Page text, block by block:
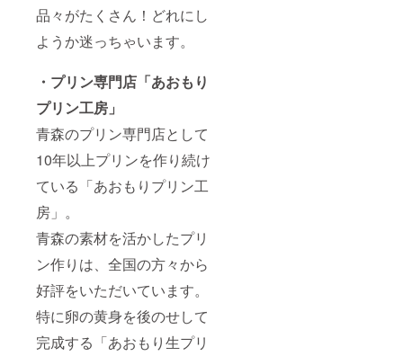
品々がたくさん！どれにし
ようか迷っちゃいます。
・プリン専門店「あおもり
プリン工房」
青森のプリン専門店として
10年以上プリンを作り続け
ている「あおもりプリン工
房」。
青森の素材を活かしたプリ
ン作りは、全国の方々から
好評をいただいています。
特に卵の黄身を後のせして
完成する「あおもり生プリ